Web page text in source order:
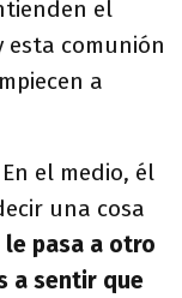
el
esta comunión
a
el medio, él
una cosa
pasa a otro
a sentir que